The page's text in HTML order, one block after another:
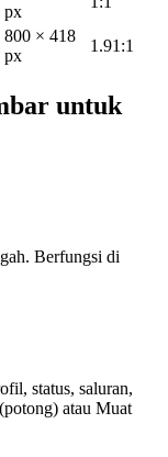
px
800 × 418
px
1.91:1
untuk
Berfungsi di
status, saluran,
atau Muat